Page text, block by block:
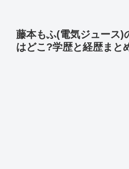
藤本もふ(電気ジュース)
はどこ?学歴と経歴まと